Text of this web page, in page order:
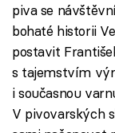
piva se
bohaté historii
postavit
s tajemstvím
i současnou
V pivovarských